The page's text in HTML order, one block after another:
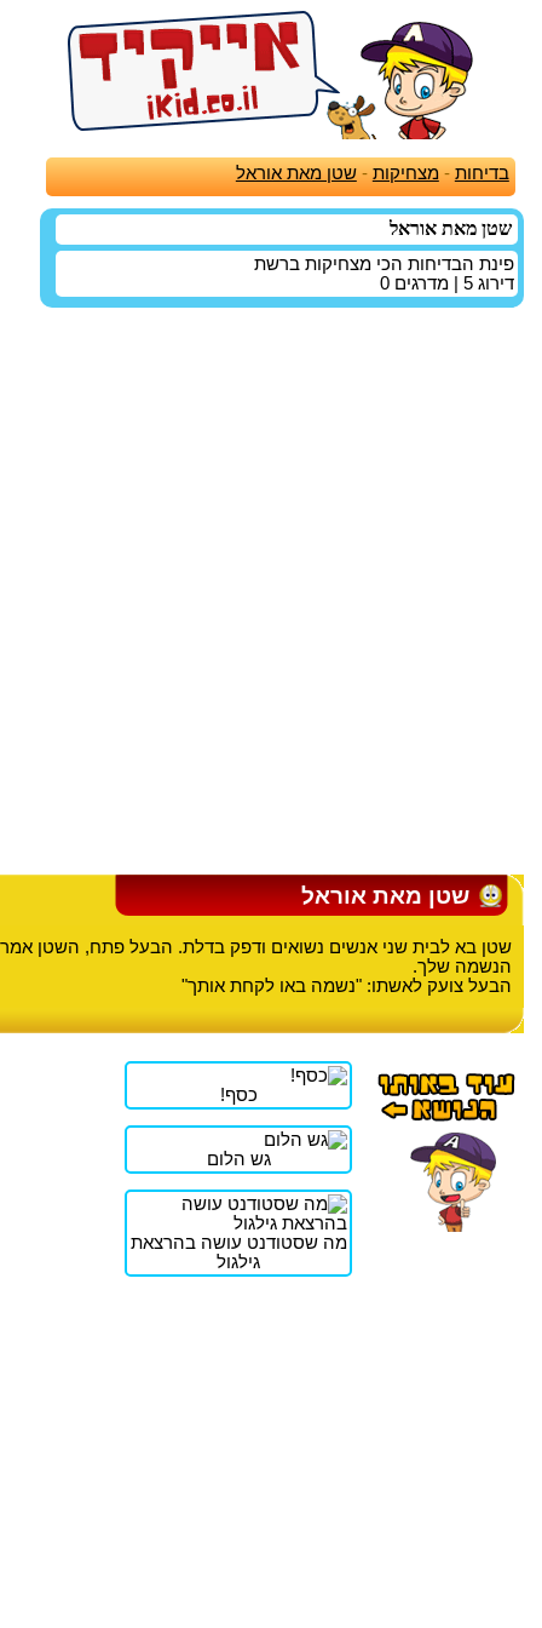
בדיחות -מצחיקות -שטן מאת אוראל
שטן מאת אוראל
פינת הבדיחות הכי מצחיקות ברשת
דירוג 5 | מדרגים 0
שטן מאת אוראל
שטן בא לבית שני אנשים נשואים ודפק בדלת. הבעל פתח, השטן
הנשמה שלך.
הבעל צועק לאשתו: "נשמה באו לקחת אותך"
כסף!
גש הלום
מה שסטודנט עושה בהרצאת
גילגול